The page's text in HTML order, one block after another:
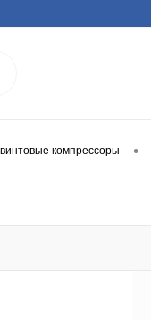
компрессоры •